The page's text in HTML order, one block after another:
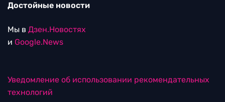
Достойные новости
Мы в Дзен.Новостях
и Google.News
Уведомление об использовании рекомендательных
технологий